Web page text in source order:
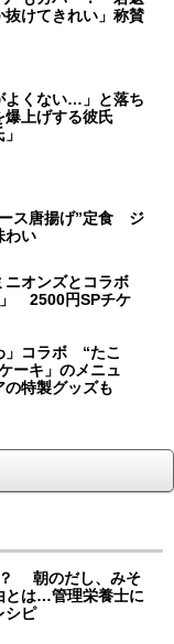
抜けてきれい」称賛
よくない…」と落ち
上げする彼氏
ース唐揚げ”定食 ジ
わい
ニオンズとコラボ
2500円SPチケ
」コラボ “たこ
ーキ」のメニュ
特製グッズも
？ 朝のだし、みそ
とは…管理栄養士に
シピ